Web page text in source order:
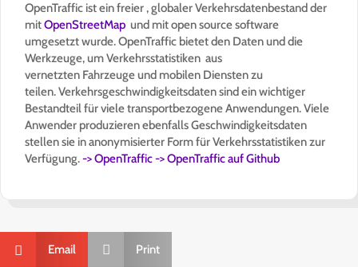
OpenTraffic ist ein freier , globaler Verkehrsdatenbestand der
mitOpenStreetMap und mit open source software
umgesetzt wurde. OpenTraffic bietet den Daten und die
Werkzeuge, um Verkehrsstatistiken aus
vernetzten Fahrzeuge und mobilen Diensten zu
teilen. Verkehrsgeschwindigkeitsdaten sind ein wichtiger
Bestandteil für viele transportbezogene Anwendungen. Viele
Anwender produzieren ebenfalls Geschwindigkeitsdaten
stellen sie in anonymisierter Form für Verkehrsstatistiken zur
Verfügung.-> OpenTraffic-> OpenTraffic auf Github
 Email  Print